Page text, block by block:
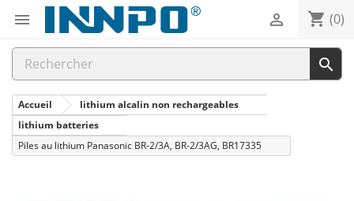
 shopping_cart (0)


Accueil
lithium alcalin non rechargeables
lithium batteries
Piles au lithium Panasonic BR-2/3A, BR-2/3AG, BR17335